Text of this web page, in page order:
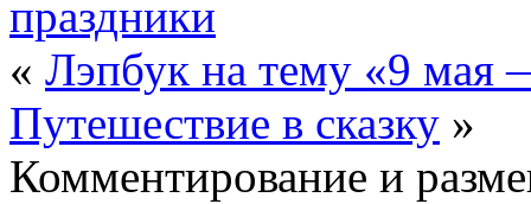
праздники
« Лэпбук на тему «9
Путешествие в сказку »
Комментирование и